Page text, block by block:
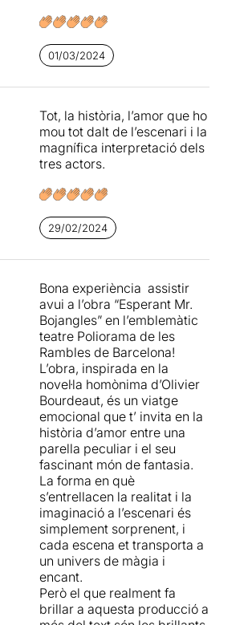
01/03/2024
Tot, la història, l’amor que ho
mou tot dalt de l’escenari i la
magnífica interpretació dels
tres actors.
29/02/2024
Bona experiència assistir
avui a l’obra “Esperant Mr.
Bojangles” en l’emblemàtic
teatre Poliorama de les
Rambles de Barcelona!
L’obra, inspirada en la
novel·la homònima d’Olivier
Bourdeaut, és un viatge
emocional que t’ invita en la
història d’amor entre una
parella peculiar i el seu
fascinant món de fantasia.
La forma en què
s’entrellacen la realitat i la
imaginació a l’escenari és
simplement sorprenent, i
cada escena et transporta a
un univers de màgia i
encant.
Però el que realment fa
brillar a aquesta producció a